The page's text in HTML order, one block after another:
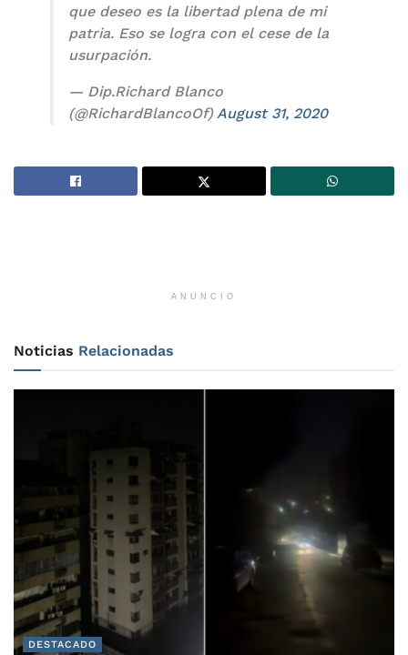
que deseo es la libertad plena de mi
patria. Eso se logra con el cese de la
usurpación.
— Dip.Richard Blanco
(@RichardBlancoOf)August 31, 2020
ANUNCIO
Noticias Relacionadas
DESTACADO